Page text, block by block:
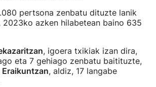
pertsona zenbatu dituzte lanik
2023ko azken hilabetean baino 635
, igoera txikiak izan dira,
eta 7 gehiago zenbatu baitituzte,
Eraikuntzan, aldiz, 17 langabe